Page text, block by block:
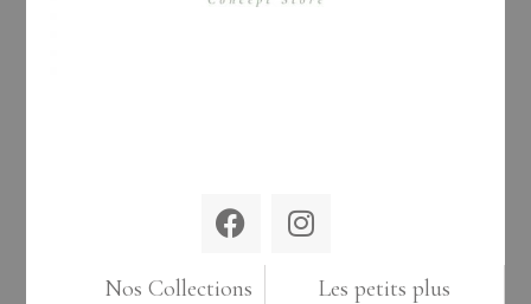
Nos Collections Les petits plus